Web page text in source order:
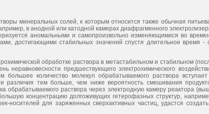
минеральных солей, к которым относится также обычная
в анодной или катодной камерах диафрагменного
аномальными и самопроизвольно изменяющимися во
достигающими стабильных значений спустя длительное время -
обработке раствора в метастабильном и стабильном
предшествующего электрохимического
количество молекул обрабатываемого раствора
различия тем больше, чем ниже вероятность смешивания
обрабатываемого раствора через электродную камеру реактора
концентрацию долгоживущих гетерофазных структур,
носителей для заряженных сверхактивных частиц, удастся